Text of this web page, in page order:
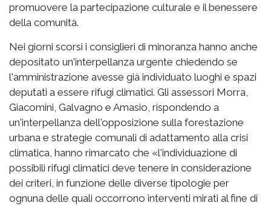
promuovere la partecipazione culturale e il benessere
della comunità.
Nei giorni scorsi i consiglieri di minoranza hanno anche
depositato un'interpellanza urgente chiedendo se
l'amministrazione avesse già individuato luoghi e spazi
deputati a essere rifugi climatici. Gli assessori Morra,
Giacomini, Galvagno e Amasio, rispondendo a
un'interpellanza dell'opposizione sulla forestazione
urbana e strategie comunali di adattamento alla crisi
climatica, hanno rimarcato che «l'individuazione di
possibili rifugi climatici deve tenere in considerazione
dei criteri, in funzione delle diverse tipologie per
ognuna delle quali occorrono interventi mirati al fine di